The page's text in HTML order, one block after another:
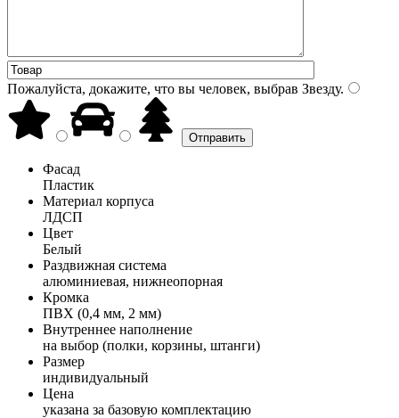
Пожалуйста, докажите, что вы человек, выбрав Звезду.
Фасад
Пластик
Материал корпуса
ЛДСП
Цвет
Белый
Раздвижная система
алюминиевая, нижнеопорная
Кромка
ПВХ (0,4 мм, 2 мм)
Внутреннее наполнение
на выбор (полки, корзины, штанги)
Размер
индивидуальный
Цена
указана за базовую комплектацию